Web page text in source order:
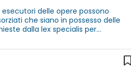
delle opere possono
che siano in possesso delle
dalla lex specialis per
oggetto di affidamento lo ha
Consiglio di Stato